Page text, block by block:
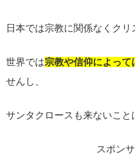
日本では宗教に関係なくクリ
世界では宗教や信仰によって
せんし、
サンタクロースも来ないこと
スポン